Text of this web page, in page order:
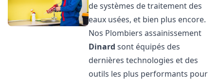
de systèmes de traitement des
eaux usées, et bien plus encore.
Nos Plombiers assainissement
Dinard sont équipés des
dernières technologies et des
outils les plus performants pour